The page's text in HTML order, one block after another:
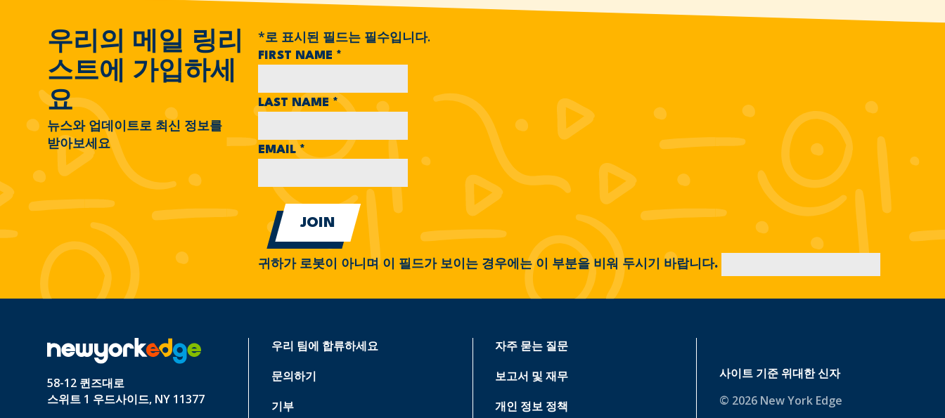
우리의 메일 링리
스트에 가입하세
요
뉴스와 업데이트로 최신 정보를
받아보세요
*로 표시된 필드는 필수입니다.
FIRST NAME *
LAST NAME*
EMAIL*
귀하가 로봇이 아니며 이 필드가 보이는 경우에는 이 부분을 비워 두시기 바랍니다.
58-12 퀸즈대로
스위트 1 우드사이드, NY 11377
우리 팀에 합류하세요
문의하기
기부
자주 묻는 질문
보고서 및 재무
개인 정보 정책
사이트 기준 위대한 신자
© 2026 New York Edge